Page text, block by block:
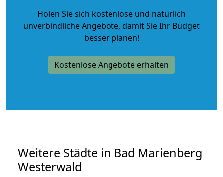
Holen Sie sich kostenlose und natürlich
unverbindliche Angebote, damit Sie Ihr Budget
besser planen!
Kostenlose Angebote erhalten
Weitere Städte in Bad Marienberg
Westerwald